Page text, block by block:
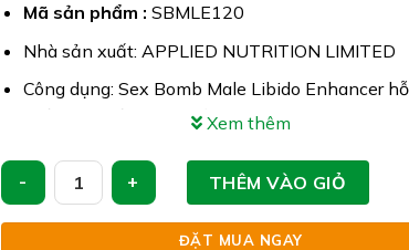
Mã sản phẩm : SBMLE120
Nhà sản xuất: APPLIED NUTRITION LIMITED
Công dụng: Sex Bomb Male Libido Enhancer
khỏe sinh sản nam giới
Giấy phép: 5831/2024/ĐKSP
Quy cách: Hộp 120 viên
Xem thêm
Sex Bomb Male Libido Enhancer - Hỗ Trợ Tăng
THÊM VÀO GIỎ
ĐẶT MUA NGAY